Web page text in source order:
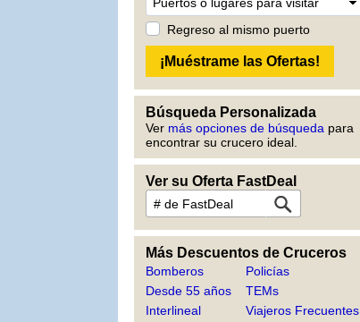
Regreso al mismo puerto
Búsqueda Personalizada
Ver más opciones de búsqueda para
encontrar su crucero ideal.
Ver su Oferta FastDeal
Más Descuentos de Cruceros
Bomberos
Desde 55 años
Interlineal
Policías
TEMs
Viajeros Frecuentes